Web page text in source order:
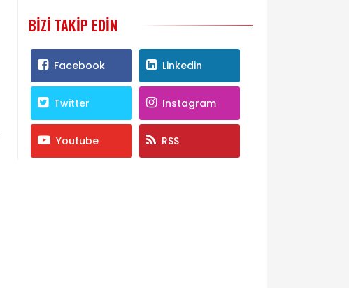
BIZI TAKIP EDIN
Facebook Linkedin
Twitter Instagram
Youtube RSS